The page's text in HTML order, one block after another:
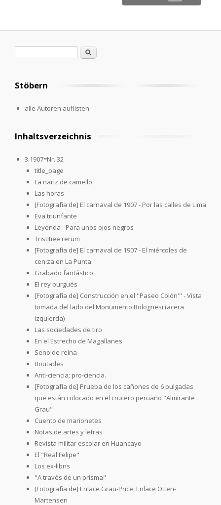
Suche
Stöbern
alle Autoren auflisten
Inhaltsverzeichnis
3.1907=Nr. 32
title_page
La nariz de camello
Las horas
[Fotografía de] El carnaval de 1907 - Por las calles de Lima
Eva triunfante
Leyenda - Para unos ojos negros
Tristitiee rerum
[Fotografía de] El carnaval de 1907 - El miércoles de
ceniza en La Punta
Grabado fantástico
El rey burgués
[Fotografía de] Construcción en el "Paseo Colón'" - Vista
tomada del lado del Monumento Bolognesi (acera
izquierda)
Las sociedades de tiro
En el Estrecho de Magallanes
Seno de reina
Boutades
Anti-ciencia; pro-ciencia.
[Fotografía de] Prueba de los cañones de 6 pulgadas
que están colocado en el crucero peruano "Almirante
Grau"
Cuento de marionetes
Notas de artes y letras
Revista militar escolar en Huancayo
El "Real Felipe"
Los ex-libris
"A través de un prisma"
[Fotografía de] Enlace Grau-Price, Enlace Otten-
Martensen